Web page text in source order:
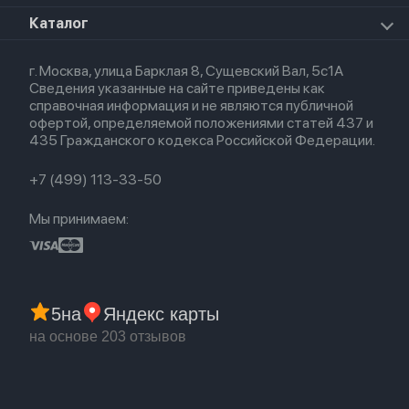
Apple Watch Ultra
Airpods Max
Airpods 2
Airpods (1-е)
AirTag
Для iPhone
Для Apple Watch
О магазине
Политика конфиденциальности
Оплата и доставка
Партнерская программа
Гарантия
Обмен и возврат
Trade-in
Каталог
Новые поступления
Популярное
Акции
г. Москва, улица Барклая 8, Сущевский Вал, 5с1А
Сведения указанные на сайте приведены как
справочная информация и не являются публичной
офертой, определяемой положениями статей 437 и
435 Гражданского кодекса Российской Федерации.
+7 (499) 113-33-50
Мы принимаем:
5на Яндекс карты
на основе 203 отзывов